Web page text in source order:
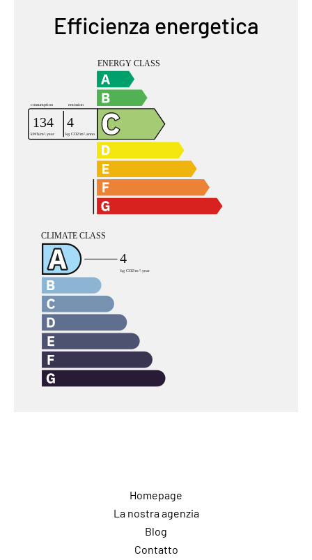
Efficienza energetica
Homepage
La nostra agenzia
Blog
Contatto